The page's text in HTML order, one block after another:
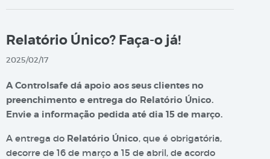
Relatório Único? Faça-o já!
2025/02/17
A Controlsafe dá apoio aos seus clientes no
preenchimento e entrega do Relatório Único.
Envie a informação pedida até dia 15 de março.
A entrega do Relatório Único, que é obrigatória,
decorre de 16 de março a 15 de abril, de acordo